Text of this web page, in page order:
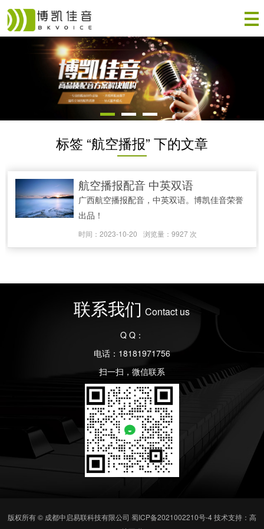
标签 “航空播报” 下的文章
航空播报配音 中英双语
广西航空播报配音，中英双语。博凯佳音荣誉
出品！
时间：2023-10-20 浏览量：9927 次
联系我们 Contact us
Q Q：
电话：18181971756
扫一扫，微信联系
版权所有 © 成都中启易联科技有限公司 蜀ICP备2021002210号-4技术支持：高